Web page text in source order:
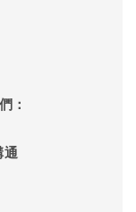
：
通